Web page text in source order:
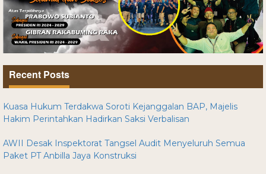
Recent Posts
Kuasa Hukum Terdakwa Soroti Kejanggalan BAP, Majelis
Hakim Perintahkan Hadirkan Saksi Verbalisan
AWII Desak Inspektorat Tangsel Audit Menyeluruh Semua
Paket PT Anbilla Jaya Konstruksi